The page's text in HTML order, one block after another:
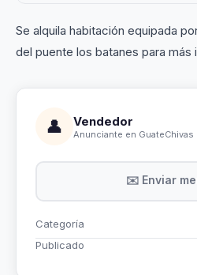
Se alquila habitación equipada
del puente los batanes para más
👤 Vendedor
Anunciante en GuateChivas
✉️ Enviar
Categoría
Publicado